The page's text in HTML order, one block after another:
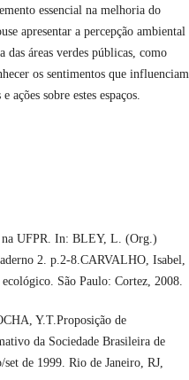
essencial na melhoria do
apresentar a percepção ambiental
das áreas verdes públicas, como
os sentimentos que influenciam
sobre estes espaços.
na UFPR. In: BLEY, L. (Org.)
2. p.2-8.CARVALHO, Isabel,
São Paulo: Cortez, 2008.
Y.T.Proposição de
da Sociedade Brasileira de
de 1999. Rio de Janeiro, RJ,